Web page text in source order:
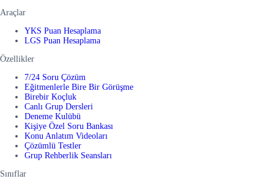
Araçlar
YKS Puan Hesaplama
LGS Puan Hesaplama
Özellikler
7/24 Soru Çözüm
Eğitmenlerle Bire Bir Görüşme
Birebir Koçluk
Canlı Grup Dersleri
Deneme Kulübü
Kişiye Özel Soru Bankası
Konu Anlatım Videoları
Çözümlü Testler
Grup Rehberlik Seansları
Sınıflar